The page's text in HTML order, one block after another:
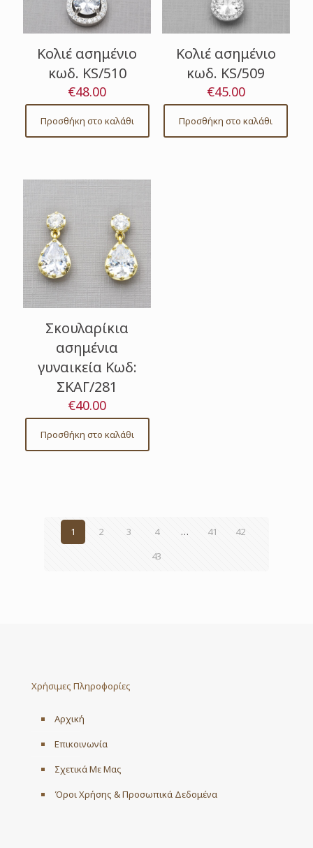
Κολιέ ασημένιο
κωδ. KS/510
€48.00
Προσθήκη στο καλάθι
Κολιέ ασημένιο
κωδ. KS/509
€45.00
Προσθήκη στο καλάθι
Σκουλαρίκια
ασημένια
γυναικεία Κωδ:
ΣΚΑΓ/281
€40.00
Προσθήκη στο καλάθι
1 2 3 4 … 41
42
43
Χρήσιμες Πληροφορίες
Αρχική
Επικοινωνία
Σχετικά Με Μας
Όροι Χρήσης & Προσωπικά Δεδομένα